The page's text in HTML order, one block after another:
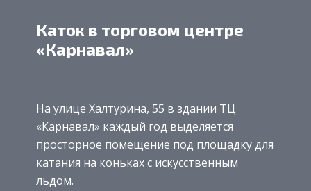
Каток в торговом центре
«Карнавал»
На улице Халтурина, 55 в здании ТЦ
«Карнавал» каждый год выделяется
просторное помещение под площадку для
катания на коньках с искусственным
льдом.